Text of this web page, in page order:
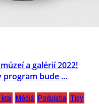
a galérií 2022!
bude ...
Médiá Podujatia Tipy